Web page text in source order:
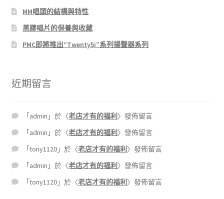
MM唱頭的結構與特性
黑膠唱片的保養與收藏
PMC即將推出“Twenty5i”系列揚聲器系列
近期留言
「 admin 」於〈老店才有的福利 〉發佈留言
「 admin 」於〈老店才有的福利 〉發佈留言
「tony1120 」於〈老店才有的福利 〉發佈留言
「 admin 」於〈老店才有的福利 〉發佈留言
「tony1120 」於〈老店才有的福利 〉發佈留言